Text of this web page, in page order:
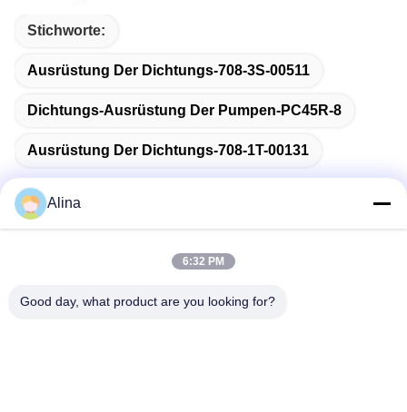
Stichworte:
Ausrüstung Der Dichtungs-708-3S-00511
Dichtungs-Ausrüstung Der Pumpen-PC45R-8
Ausrüstung Der Dichtungs-708-1T-00131
Schnelle Kontaktaufnahme
Anschrift
Alina
6:32 PM
Good day, what product are you looking for?